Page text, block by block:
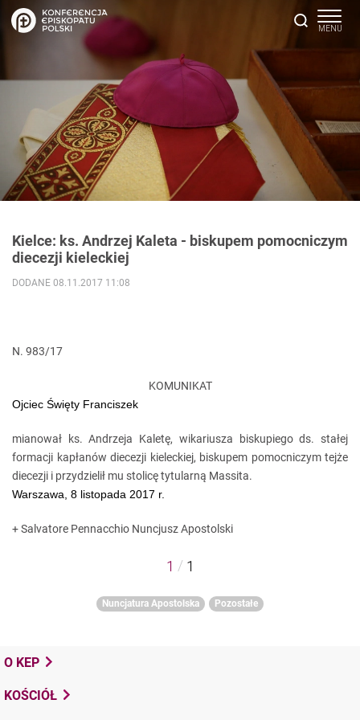
Kielce: ks. Andrzej Kaleta - biskupem pomocniczym
diecezji kieleckiej
DODANE 08.11.2017 11:08
N. 983/17
KOMUNIKAT
Ojciec Święty Franciszek
mianował ks. Andrzeja Kaletę, wikariusza biskupiego ds. stałej
formacji kapłanów diecezji kieleckiej, biskupem pomocniczym tejże
diecezji i przydzielił mu stolicę tytularną Massita.
Warszawa, 8 listopada 2017 r.
+ Salvatore Pennacchio Nuncjusz Apostolski
1 / 1
Nuncjatura Apostolska Pozostałe
O KEP
KOŚCIÓŁ